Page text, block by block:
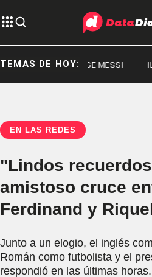
TEMAS DE HOY:JORGE MESSI
EN LAS REDES
"Lindos
amistoso cruce
Ferdinand y
Junto a un elogio, el inglés
Román como futbolista y el
respondió en las últimas horas.